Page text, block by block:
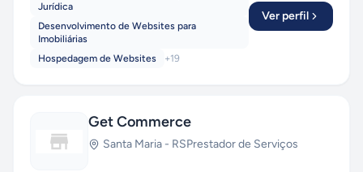
Jurídica
Desenvolvimento de Websites para
Imobiliárias
Hospedagem de Websites
+19
Ver perfil
Get Commerce
Santa Maria - RSPrestador de Serviços